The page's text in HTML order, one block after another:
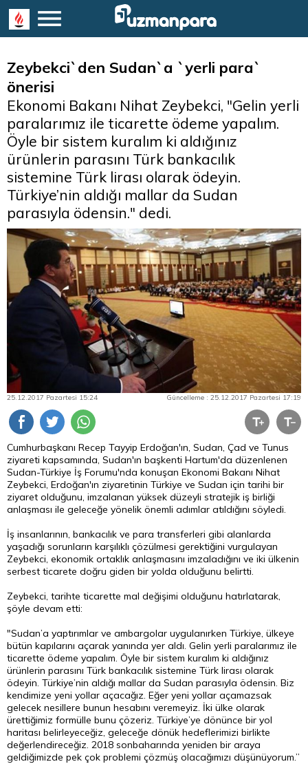
Zeybekci`den Sudan`a `yerli para`
önerisi
Ekonomi Bakanı Nihat Zeybekci, "Gelin yerli
paralarımız ile ticarette ödeme yapalım.
Öyle bir sistem kuralım ki aldığınız
ürünlerin parasını Türk bankacılık
sistemine Türk lirası olarak ödeyin.
Türkiye’nin aldığı mallar da Sudan
parasıyla ödensin." dedi.
25.12.2017 Pazartesi 15:24 Güncelleme : 25.12.2017 Pazartesi 17:19
Cumhurbaşkanı Recep Tayyip Erdoğan'ın, Sudan, Çad ve Tunus
ziyareti kapsamında, Sudan'ın başkenti Hartum'da düzenlenen
Sudan-Türkiye İş Forumu'nda konuşan Ekonomi Bakanı Nihat
Zeybekci, Erdoğan'ın ziyaretinin Türkiye ve Sudan için tarihi bir
ziyaret olduğunu, imzalanan yüksek düzeyli stratejik iş birliği
anlaşması ile geleceğe yönelik önemli adımlar atıldığını söyledi.
İş insanlarının, bankacılık ve para transferleri gibi alanlarda
yaşadığı sorunların karşılıklı çözülmesi gerektiğini vurgulayan
Zeybekci, ekonomik ortaklık anlaşmasını imzaladığını ve iki ülkenin
serbest ticarete doğru giden bir yolda olduğunu belirtti.
Zeybekci, tarihte ticarette mal değişimi olduğunu hatırlatarak,
şöyle devam etti:
"Sudan’a yaptırımlar ve ambargolar uygulanırken Türkiye, ülkeye
bütün kapılarını açarak yanında yer aldı. Gelin yerli paralarımız ile
ticarette ödeme yapalım. Öyle bir sistem kuralım ki aldığınız
ürünlerin parasını Türk bankacılık sistemine Türk lirası olarak
ödeyin. Türkiye’nin aldığı mallar da Sudan parasıyla ödensin. Biz
kendimize yeni yollar açacağız. Eğer yeni yollar açamazsak
gelecek nesillere bunun hesabını veremeyiz. İki ülke olarak
ürettiğimiz formülle bunu çözeriz. Türkiye’ye dönünce bir yol
haritası belirleyeceğiz, geleceğe dönük hedeflerimizi birlikte
değerlendireceğiz. 2018 sonbaharında yeniden bir araya
geldiğimizde pek çok problemi çözmüş olacağımızı düşünüyorum.”